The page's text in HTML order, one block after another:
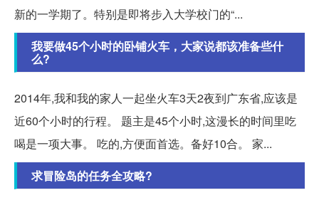
新的一学期了。特别是即将步入大学校门的“...
我要做45个小时的卧铺火车，大家说都该准备些什
么?
2014年,我和我的家人一起坐火车3天2夜到广东省,应该是
近60个小时的行程。 题主是45个小时,这漫长的时间里吃
喝是一项大事。 吃的,方便面首选。备好10合。 家...
求冒险岛的任务全攻略?